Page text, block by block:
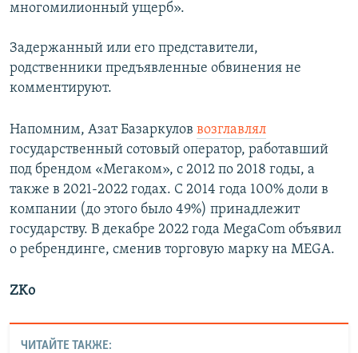
многомилионный ущерб».
Задержанный или его представители,
родственники предъявленные обвинения не
комментируют.
Напомним, Азат Базаркулов возглавлял
государственный сотовый оператор, работавший
под брендом «Мегаком», с 2012 по 2018 годы, а
также в 2021-2022 годах. С 2014 года 100% доли в
компании (до этого было 49%) принадлежит
государству. В декабре 2022 года MegaCom объявил
о ребрендинге, сменив торговую марку на MEGA.
ZKo
ЧИТАЙТЕ ТАКЖЕ: